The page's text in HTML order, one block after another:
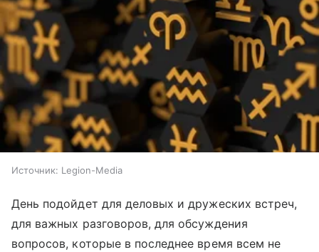
Источник: Legion-Media
День подойдет для деловых и дружеских встреч,
для важных разговоров, для обсуждения
вопросов, которые в последнее время всем не